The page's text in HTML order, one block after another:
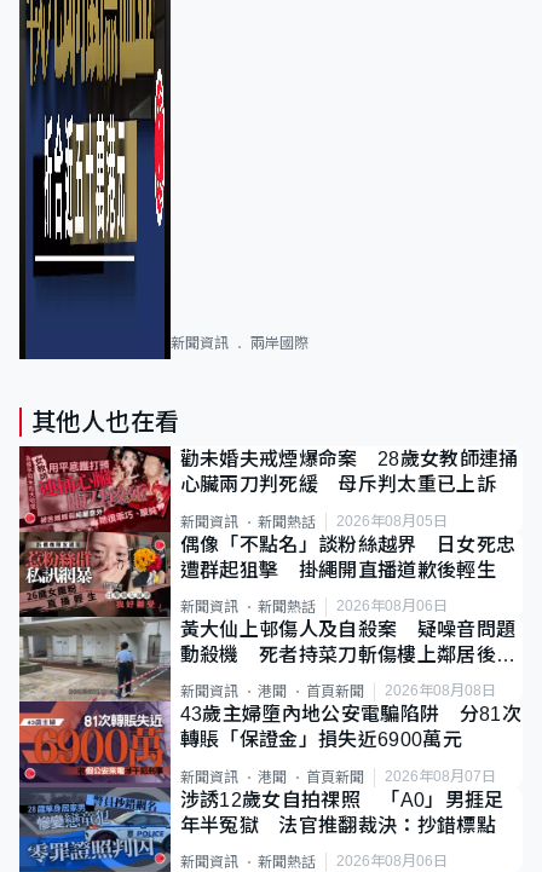
新聞資訊 兩岸國際
其他人也在看
勸未婚夫戒煙爆命案 28歲女教師連捅
心臟兩刀判死緩 母斥判太重已上訴
新聞資訊 新聞熱話 2026年08月05日
偶像「不點名」談粉絲越界 日女死忠
遭群起狙擊 掛繩開直播道歉後輕生
新聞資訊 新聞熱話 2026年08月06日
黃大仙上邨傷人及自殺案 疑噪音問題
動殺機 死者持菜刀斬傷樓上鄰居後墮
斃
新聞資訊 港聞 首頁新聞 2026年08月08日
43歲主婦墮內地公安電騙陷阱 分81次
轉賬「保證金」損失近6900萬元
新聞資訊 港聞 首頁新聞 2026年08月07日
涉誘12歲女自拍祼照 「A0」男捱足
年半冤獄 法官推翻裁決：抄錯標點
新聞資訊 新聞熱話 2026年08月06日